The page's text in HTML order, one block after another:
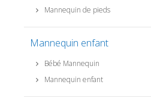
Mannequin de pieds
Mannequin enfant
Bébé Mannequin
Mannequin enfant